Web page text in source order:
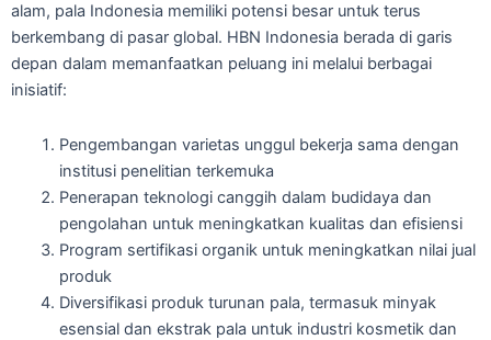
alam, pala Indonesia memiliki potensi besar untuk terus
berkembang di pasar global. HBN Indonesia berada di garis
depan dalam memanfaatkan peluang ini melalui berbagai
inisiatif:
Pengembangan varietas unggul bekerja sama dengan
institusi penelitian terkemuka
Penerapan teknologi canggih dalam budidaya dan
pengolahan untuk meningkatkan kualitas dan efisiensi
Program sertifikasi organik untuk meningkatkan nilai jual
produk
Diversifikasi produk turunan pala, termasuk minyak
esensial dan ekstrak pala untuk industri kosmetik dan